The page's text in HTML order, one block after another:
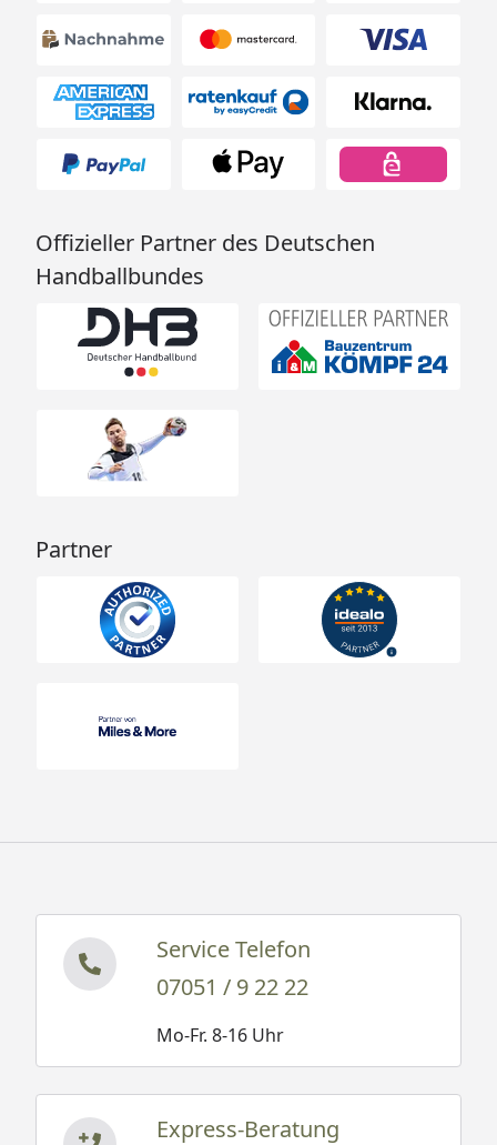
Erderwärmungskabel
Vitavia Gewächshaus Fokus 4450
Technische Daten
Vitavia Gewächshaus Fokus 4450
Montageanleitung
Offizieller Partner des Deutschen
Handballbundes
Partner
Service Telefon
07051 / 9 22 22
Mo-Fr. 8-16 Uhr
Express-Beratung